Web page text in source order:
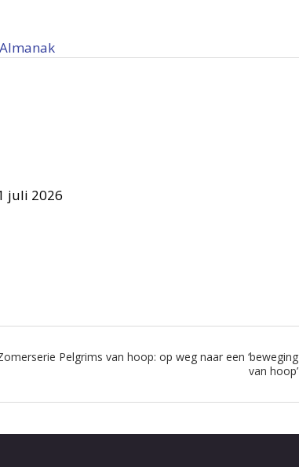
juli 2026
Pelgrims van hoop: op weg naar een ‘beweging
van hoop’